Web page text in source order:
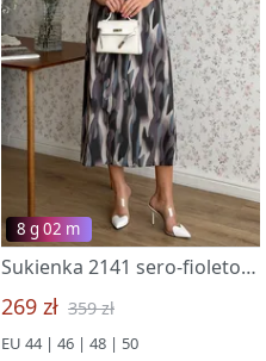
8 g 02 m
Sukienka 2141 sero-fioletovyj print
269 zł 359 zł
EU 44 | 46 | 48 | 50